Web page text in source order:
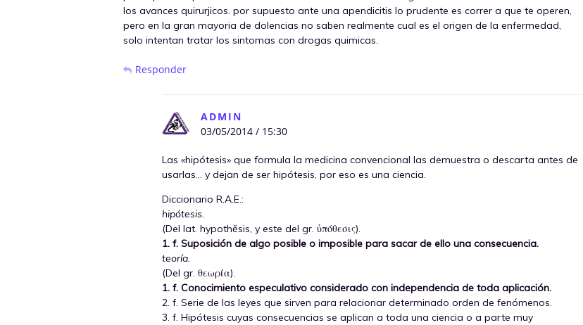
los avances quirurjicos. por supuesto ante una apendicitis lo prudente es correr a que te operen,
pero en la gran mayoria de dolencias no saben realmente cual es el origen de la enfermedad,
solo intentan tratar los sintomas con drogas quimicas.
Responder
ADMIN
03/05/2014 / 15:30
Las «hipótesis» que formula la medicina convencional las demuestra o descarta antes de
usarlas… y dejan de ser hipótesis, por eso es una ciencia.
Diccionario R.A.E.:
hipótesis.
(Del lat. hypothĕsis, y este del gr. ὑπόθεσις).
1. f. Suposición de algo posible o imposible para sacar de ello una consecuencia.
teoría.
(Del gr. θεωρία).
1. f. Conocimiento especulativo considerado con independencia de toda aplicación.
2. f. Serie de las leyes que sirven para relacionar determinado orden de fenómenos.
3. f. Hipótesis cuyas consecuencias se aplican a toda una ciencia o a parte muy